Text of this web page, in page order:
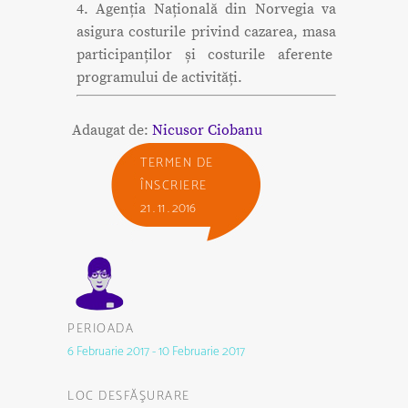
4. Agenția Națională din Norvegia va
asigura costurile privind cazarea, masa
participanților și costurile aferente
programului de activități.
Adaugat de: Nicusor Ciobanu
TERMEN DE
ÎNSCRIERE
21 . 11 . 2016
PERIOADA
6 Februarie 2017 - 10 Februarie 2017
LOC DESFĂŞURARE